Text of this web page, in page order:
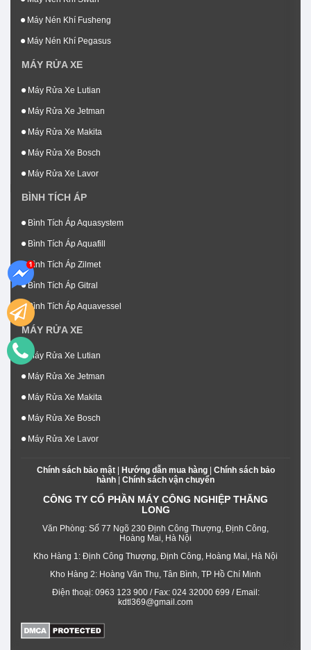
Máy Nén Khí Fusheng
Máy Nén Khí Pegasus
MÁY RỬA XE
Máy Rửa Xe Lutian
Máy Rửa Xe Jetman
Máy Rửa Xe Makita
Máy Rửa Xe Bosch
Máy Rửa Xe Lavor
BÌNH TÍCH ÁP
Bình Tích Áp Aquasystem
Bình Tích Áp Aquafill
Bình Tích Áp Zilmet
Bình Tích Áp Gitral
Bình Tích Áp Aquavessel
MÁY RỬA XE
Máy Rửa Xe Lutian
Máy Rửa Xe Jetman
Máy Rửa Xe Makita
Máy Rửa Xe Bosch
Máy Rửa Xe Lavor
Chính sách bảo mật| Hướng dẫn mua hàng| Chính sách bảo
hành | Chính sách vận chuyển
CÔNG TY CỔ PHẦN MÁY CÔNG NGHIỆP THĂNG
LONG
Văn Phòng: Số 77 Ngõ 230 Định Công Thượng, Định Công,
Hoàng Mai, Hà Nội
Kho Hàng 1: Định Công Thượng, Định Công, Hoàng Mai, Hà Nội
Kho Hàng 2: Hoàng Văn Thụ, Tân Bình, TP Hồ Chí Minh
Điện thoạị: 0963 123 900 / Fax: 024 32000 699 / Email:
kdtl369@gmail.com